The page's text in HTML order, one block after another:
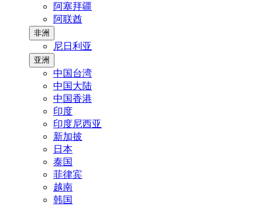
阿塞拜疆
阿联酋
非洲
尼日利亚
亚洲
中国台湾
中国大陆
中国香港
印度
印度尼西亚
新加披
日本
泰国
菲律宾
越南
韩国